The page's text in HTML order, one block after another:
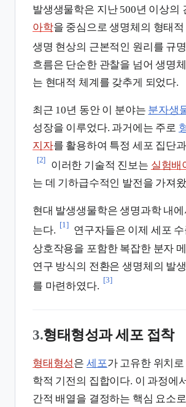
발생생물학은 지난 500년 이상의
아학을 중심으로 생명체의 형태
생명 현상의 근본적인 원리를 규
흐름은 단순한 관찰을 넘어 생명
는 현대적 체계를 갖추게 되었다.
최근 10년 동안 이 분야는 분자생
성장을 이루었다. 과거에는 주로
지자를 활용하여 특정 세포 집단
[2]
이러한 기술적 진보는 실험배
는 데 기하급수적인 발전을 가져
현대 발생생물학은 생명과학 내
는다.
[1]
연구자들은 이제 세포
상호작용을 포함한 복잡한 분자
연구 방식의 전환은 생명체의 발
를 마련하였다.
[3]
3.형태형성과 세포 접착
형태형성은 세포가 고유한 위치
학적 기전의 집합이다. 이 과정에
간적 배열을 결정하는 핵심 요소